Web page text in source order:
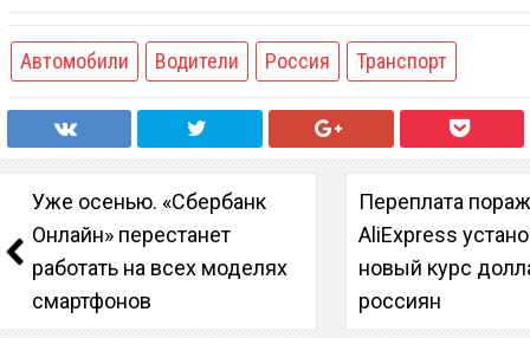
Автомобили Водители Россия Транспорт
Уже осенью. «Сбербанк
Онлайн» перестанет
работать на всех моделях
смартфонов
Переплата
AliExpress
новый курс
россиян